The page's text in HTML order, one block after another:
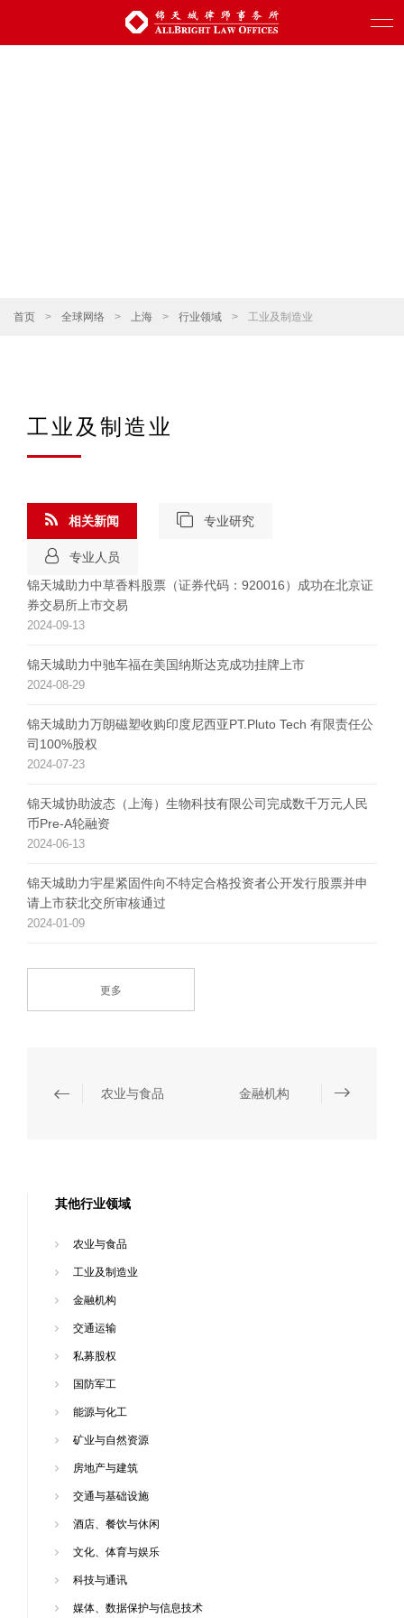
首页 > 全球网络 > 上海 > 行业领域 > 工业及制造业
工业及制造业
相关新闻
锦天城助力中草香料股票（证券代码：920016）成功在北京证
券交易所上市交易
2024-09-13
锦天城助力中驰车福在美国纳斯达克成功挂牌上市
2024-08-29
锦天城助力万朗磁塑收购印度尼西亚PT.Pluto Tech 有限责任公
司100%股权
2024-07-23
锦天城协助波态（上海）生物科技有限公司完成数千万元人民
币Pre-A轮融资
2024-06-13
锦天城助力宇星紧固件向不特定合格投资者公开发行股票并申
请上市获北交所审核通过
2024-01-09
更多
专业研究
专业人员
农业与食品 金融机构
其他行业领域
农业与食品
工业及制造业
金融机构
交通运输
私募股权
国防军工
能源与化工
矿业与自然资源
房地产与建筑
交通与基础设施
酒店、餐饮与休闲
文化、体育与娱乐
科技与通讯
媒体、数据保护与信息技术